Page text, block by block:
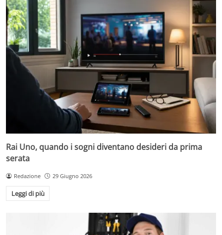
Rai Uno, quando i sogni diventano desideri da prima
serata
Redazione 29 Giugno 2026
Leggi di più